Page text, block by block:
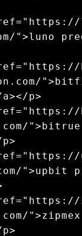
">luno
p>
">upbit